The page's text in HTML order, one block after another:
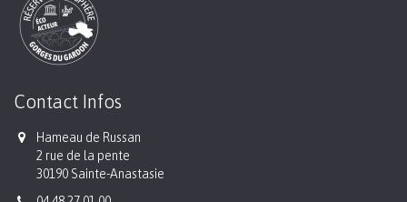
Contact Infos
Hameau de Russan
2 rue de la pente
30190 Sainte-Anastasie